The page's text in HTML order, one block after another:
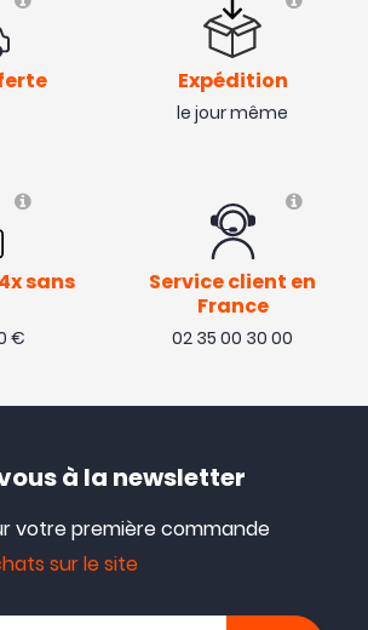
Expédition
le jour même
sans
€
Service client en
France
02 35 00 30 00
à la newsletter
votre première commande
sur le site